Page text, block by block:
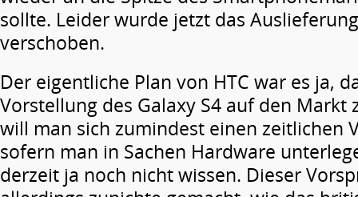
sollte. Leider wurde jetzt das
verschoben.
Der eigentliche Plan von HTC war es ja,
Vorstellung des Galaxy S4 auf den Markt
will man sich zumindest einen zeitlichen
sofern man in Sachen Hardware
derzeit ja noch nicht wissen. Dieser